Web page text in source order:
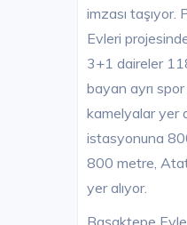
imzası
Evleri
3+1 daireler
bayan ayrı
kamelyalar yer
istasyonuna
800 metre,
yer alıyor.